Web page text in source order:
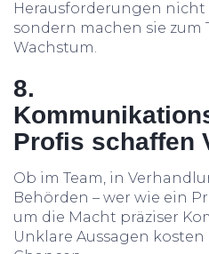
Herausforderungen nicht
sondern machen sie zum
Wachstum.
8.
Profis schaffen
Ob im Team, in
Behörden – wer wie ein
um die Macht präziser
Unklare Aussagen kosten